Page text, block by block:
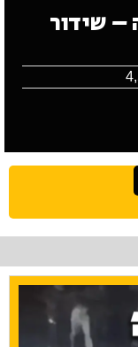
– שידור